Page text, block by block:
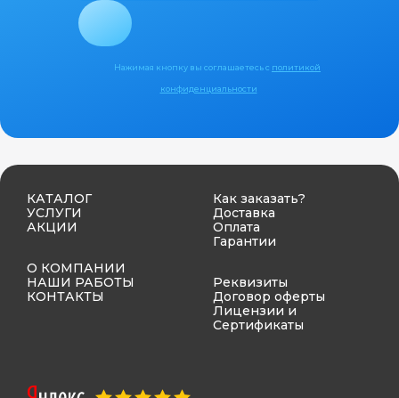
Нажимая кнопку вы соглашаетесь с политикой
конфиденциальности
КАТАЛОГ
УСЛУГИ
АКЦИИ
О КОМПАНИИ
НАШИ РАБОТЫ
КОНТАКТЫ
Как заказать?
Доставка
Оплата
Гарантии
Реквизиты
Договор оферты
Лицензии и
Сертификаты